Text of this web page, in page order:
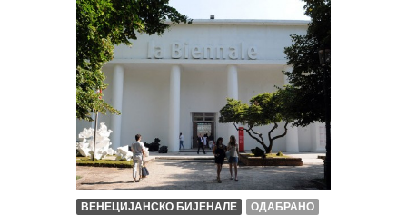
ВЕНЕЦИЈАНСКО БИЈЕНАЛЕ ОДАБРАНО